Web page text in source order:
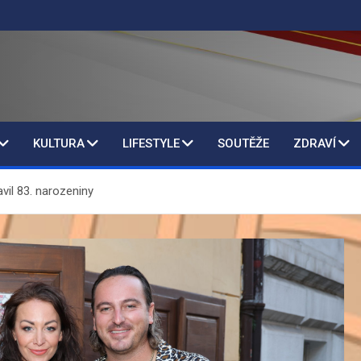
KULTURA LIFESTYLE SOUTĚŽE ZDRAVÍ
83. narozeniny